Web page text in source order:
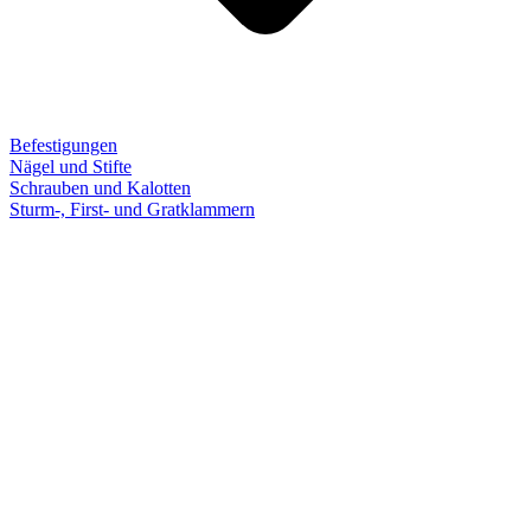
Befestigungen
Nägel und Stifte
Schrauben und Kalotten
Sturm-, First- und Gratklammern